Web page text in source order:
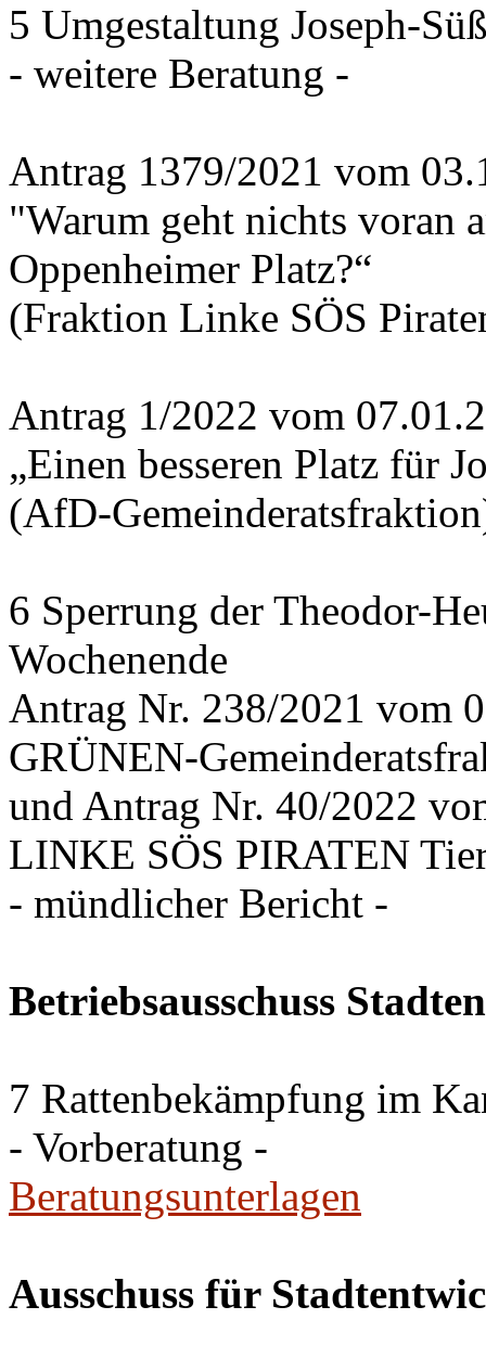
5 Umgestaltung Joseph-
- weitere Beratung -
Antrag 1379/2021 vom
"Warum geht nichts voran
Oppenheimer Platz?“
(Fraktion Linke SÖS
Antrag 1/2022 vom
„Einen besseren Platz für
(AfD-
6 Sperrung der Theodor-
Wochenende
Antrag Nr. 238/2021 vom
GRÜNEN-
und Antrag Nr. 40/2022
LINKE SÖS PIRATEN
- mündlicher Bericht -
Betriebsausschuss
7 Rattenbekämpfung im
- Vorberatung -
Beratungsunterlagen
Ausschuss für